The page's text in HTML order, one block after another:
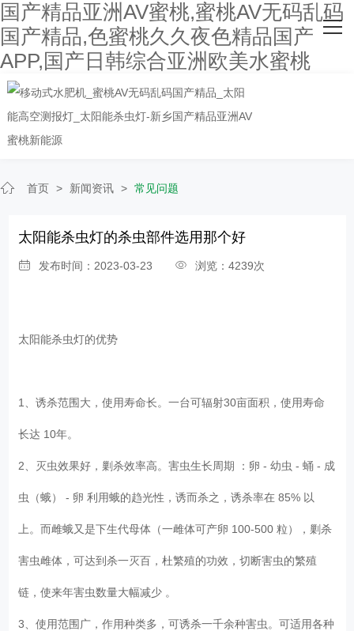
国产精品亚洲AV蜜桃,蜜桃AV无码乱码
国产精品,色蜜桃久久夜色精品国产
APP,国产日韩综合亚洲欧美水蜜桃
网站首页
关于国产精品亚洲AV蜜桃
主营产品
客户案例
人才招聘
联系国产精品亚洲AV蜜桃
首页 > 新闻资讯 > 常见问题
太阳能杀虫灯的杀虫部件选用那个好
发布时间：2023-03-23 浏览：4239次
太阳能杀虫灯的优势
1、诱杀范围大，使用寿命长。一台可辐射30亩面积，使用寿命
长达 10年。
2、灭虫效果好，剿杀效率高。害虫生长周期 ：卵 - 幼虫 - 蛹 - 成
虫（蛾） - 卵 利用蛾的趋光性，诱而杀之，诱杀率在 85% 以
上。而雌蛾又是下生代母体（一雌体可产卵 100-500 粒），剿杀
害虫雌体，可达到杀一灭百，杜繁殖的功效，切断害虫的繁殖
链，使来年害虫数量大幅减少 。
3、使用范围广，作用种类多，可诱杀一千余种害虫。可适用各种